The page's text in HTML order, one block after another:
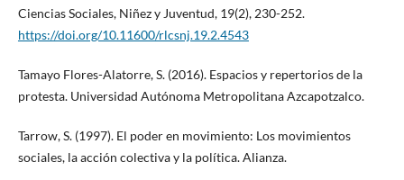
Ciencias Sociales, Niñez y Juventud, 19(2), 230-252.
https://doi.org/10.11600/rlcsnj.19.2.4543
Tamayo Flores-Alatorre, S. (2016). Espacios y repertorios de la
protesta. Universidad Autónoma Metropolitana Azcapotzalco.
Tarrow, S. (1997). El poder en movimiento: Los movimientos
sociales, la acción colectiva y la política. Alianza.